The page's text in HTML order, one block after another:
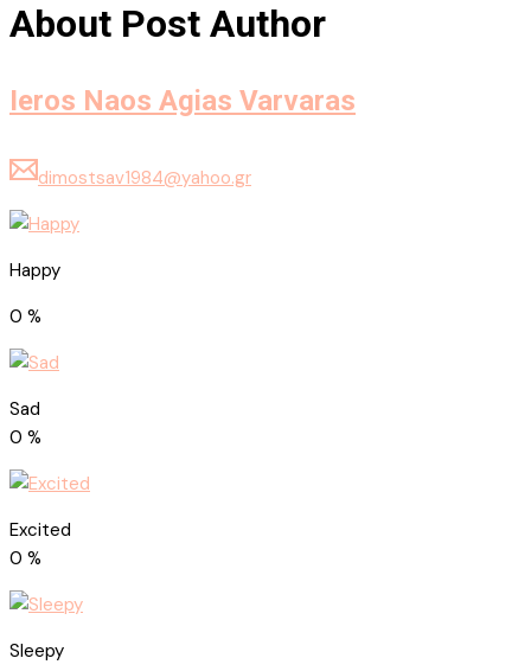
About Post Author
Ieros Naos Agias Varvaras
dimostsav1984@yahoo.gr
Happy
0 %
Sad
0 %
Excited
0 %
Sleepy